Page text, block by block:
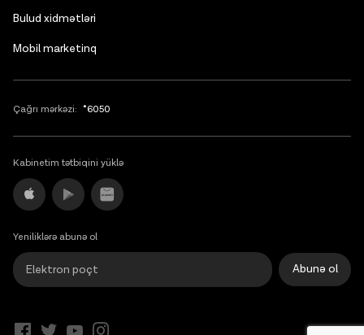
Bulud xidmətləri
Mobil marketinq
Çağrı mərkəzi: *6050
Kabinetim tətbiqini yüklə
Yeniliklərə abunə ol
Abunə ol